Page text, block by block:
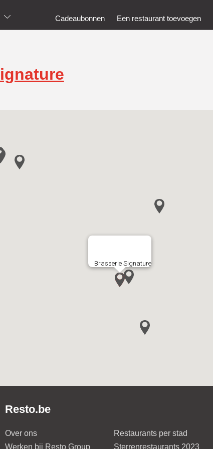
Cadeaubonnen Een restaurant toevoegen
Brasserie Signature
Resto.be
Over ons
Werken bij Resto Group
Restaurants per stad
Sterrenrestaurants 2023